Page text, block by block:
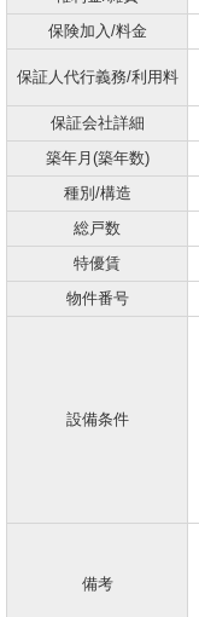
保険加入/料金
保証人代行義務/利用料
保証会社詳細
築年月(築年数)
種別/構造
総戸数
特優賃
物件番号
設備条件
備考